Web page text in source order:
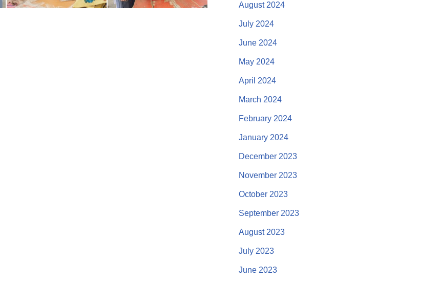
August 2024
July 2024
June 2024
May 2024
April 2024
March 2024
February 2024
January 2024
December 2023
November 2023
October 2023
September 2023
August 2023
July 2023
June 2023